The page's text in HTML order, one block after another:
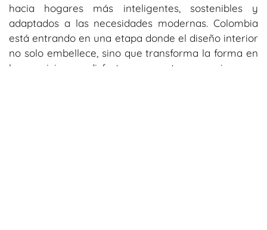
hacia hogares más inteligentes, sostenibles y
adaptados a las necesidades modernas. Colombia
está entrando en una etapa donde el diseño interior
no solo embellece, sino que transforma la forma en
la que vivimos y disfrutamos nuestros espacios.